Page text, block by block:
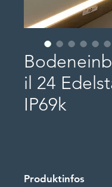
il 24
IP69k
Produktinfos